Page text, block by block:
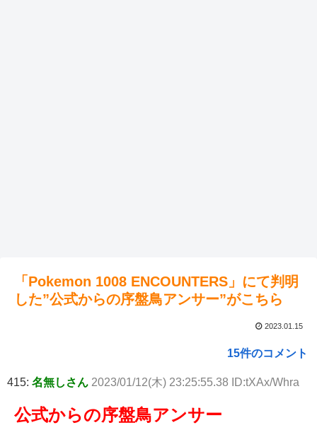
「Pokemon 1008 ENCOUNTERS」にて判明
した”公式からの序盤鳥アンサー”がこちら
2023.01.15
15件のコメント
415: 名無しさん 2023/01/12(木) 23:25:55.38 ID:tXAx/Whra
公式からの序盤鳥アンサー